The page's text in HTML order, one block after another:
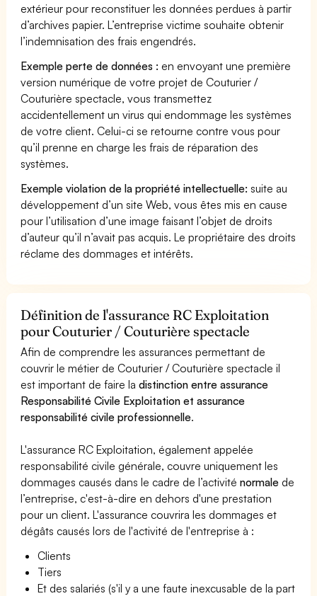
extérieur pour reconstituer les données perdues à partir
d’archives papier. L’entreprise victime souhaite obtenir
l’indemnisation des frais engendrés.
Exemple perte de données : en envoyant une première
version numérique de votre projet de Couturier /
Couturière spectacle, vous transmettez
accidentellement un virus qui endommage les systèmes
de votre client. Celui-ci se retourne contre vous pour
qu’il prenne en charge les frais de réparation des
systèmes.
Exemple violation de la propriété intellectuelle: suite au
développement d’un site Web, vous êtes mis en cause
pour l’utilisation d’une image faisant l’objet de droits
d’auteur qu’il n’avait pas acquis. Le propriétaire des droits
réclame des dommages et intérêts.
Définition de l'assurance RC Exploitation
pour Couturier / Couturière spectacle
Afin de comprendre les assurances permettant de
couvrir le métier de Couturier / Couturière spectacle il
est important de faire ladistinction entre assurance
Responsabilité Civile Exploitation et assurance
responsabilité civile professionnelle.
L'assurance RC Exploitation, également appelée
responsabilité civile générale, couvre uniquement les
dommages causés dans le cadre de l’activiténormale de
l’entreprise, c'est-à-dire en dehors d'une prestation
pour un client. L'assurance couvrira les dommages et
dégâts causés lors de l'activité de l'entreprise à :
Clients
Tiers
Et des salariés (s'il y a une faute inexcusable de la part